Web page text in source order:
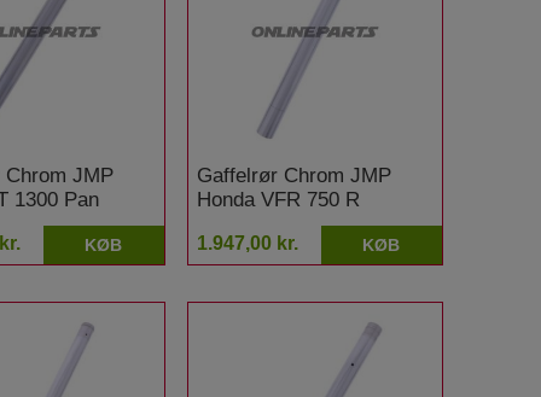
JMP
1300 Pan
CBS
KØB
Gaffelrør Chrom JMP
Honda VFR 750 R
1.947,00 kr. KØB